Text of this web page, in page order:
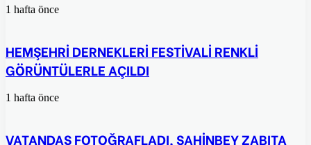
1 hafta önce
HEMŞEHRİ DERNEKLERİ FESTİVALİ RENKLİ
GÖRÜNTÜLERLE AÇILDI
1 hafta önce
VATANDAŞ FOTOĞRAFLADI, ŞAHİNBEY ZABITA